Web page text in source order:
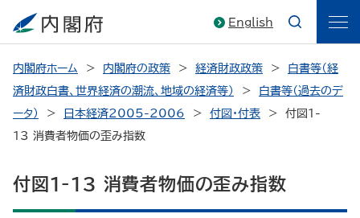
English
内閣府ホーム 内閣府の政策 経済財政政策
白書等（経
済財政白書、世界経済の潮流、地域の経済等）
白書等（過去のデ
ータ）
日本経済2005-2006 付図・付表
付図1-
13 消費者物価の歪み指数
付図1-13 消費者物価の歪み指数